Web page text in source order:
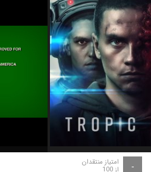
- امتیاز منتقدان
از 100